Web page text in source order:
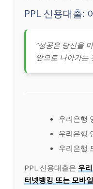
PPL 신용대출:
“성공은 당신을
앞으로 나아가는
우리은행
우리은행
우리은행
PPL 신용대출은 우
터넷뱅킹 또는 모바